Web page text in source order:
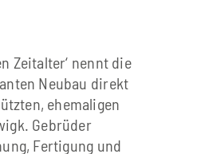
Zeitalter‘ nennt die
Neubau direkt
ehemaligen
Gebrüder
Fertigung und